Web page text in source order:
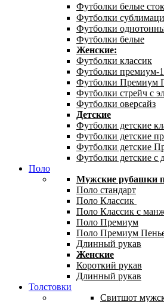
Футболки белые
Футболки
Футболки
Футболки белые
Женские:
Футболки классик
Футболки премиум-
Футболки Премиум
Футболки стрейч с
Футболки оверсайз
Детские
Футболки детские
Футболки детские
Футболки детские
Футболки детские с
Поло
Мужские рубашки
Поло стандарт
Поло Классик
Поло Классик с
Поло Премиум
Поло Премиум
Длинный рукав
Женские
Короткий рукав
Длинный рукав
Толстовки
Свитшот